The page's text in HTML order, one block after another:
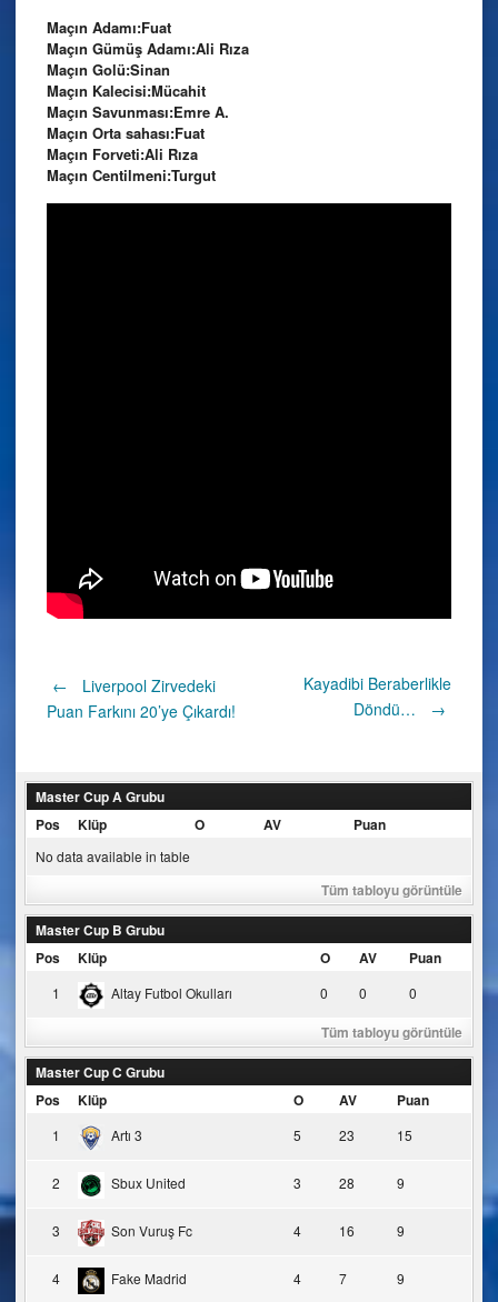
Maçın Adamı:Fuat
Maçın Gümüş Adamı:Ali Rıza
Maçın Golü:Sinan
Maçın Kalecisi:Mücahit
Maçın Savunması:Emre A.
Maçın Orta sahası:Fuat
Maçın Forveti:Ali Rıza
Maçın Centilmeni:Turgut
Post
←
Liverpool Zirvedeki
Puan Farkını 20’ye Çıkardı!
Kayadibi Beraberlikle
Döndü…
→
Master Cup A Grubu
Pos
Klüp O AV Puan
No data available in table
Tüm tabloyu görüntüle
Master Cup B Grubu
Pos
Klüp O AV Puan
1 Altay Futbol Okulları 0 0 0
Tüm tabloyu görüntüle
Master Cup C Grubu
Pos
Klüp O AV Puan
1 Artı 3 5 23 15
2 Sbux United 3 28 9
3 Son Vuruş Fc 4 16 9
4 Fake Madrid 4 7 9